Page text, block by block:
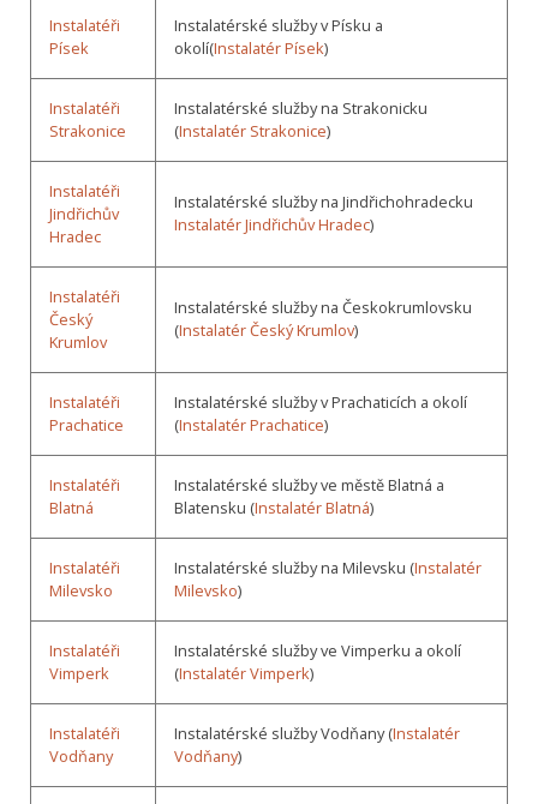
Instalatéři
Písek
Instalatérské služby v Písku a
okolí(Instalatér Písek)
Instalatéři
Strakonice
Instalatérské služby na Strakonicku
(Instalatér Strakonice)
Instalatéři
Jindřichův
Hradec
Instalatérské služby na Jindřichohradecku
Instalatér Jindřichův Hradec)
Instalatéři
Český
Krumlov
Instalatérské služby na Českokrumlovsku
(Instalatér Český Krumlov)
Instalatéři
Prachatice
Instalatérské služby v Prachaticích a okolí
(Instalatér Prachatice)
Instalatéři
Blatná
Instalatérské služby ve městě Blatná a
Blatensku (Instalatér Blatná)
Instalatéři
Milevsko
Instalatérské služby na Milevsku (Instalatér
Milevsko)
Instalatéři
Vimperk
Instalatérské služby ve Vimperku a okolí
(Instalatér Vimperk)
Instalatéři
Vodňany
Instalatérské služby Vodňany (Instalatér
Vodňany)